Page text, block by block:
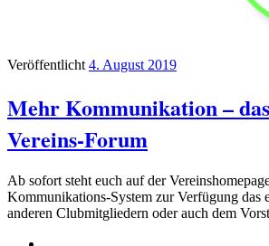
Veröffentlicht 4. August 2019
Mehr Kommunikation –
Vereins-Forum
Ab sofort steht euch auf der
Kommunikations-System zur Verfügung das
anderen Clubmitgliedern oder auch dem